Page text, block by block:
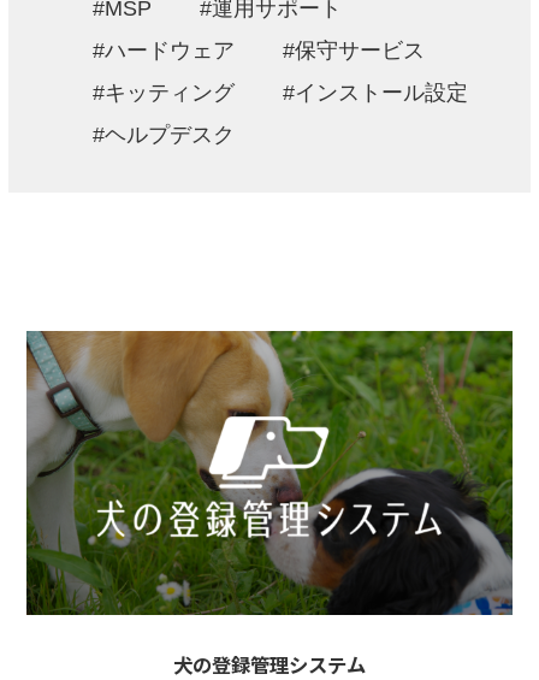
MSP
運用サポート
ハードウェア
保守サービス
キッティング
インストール設定
ヘルプデスク
犬の登録管理システム